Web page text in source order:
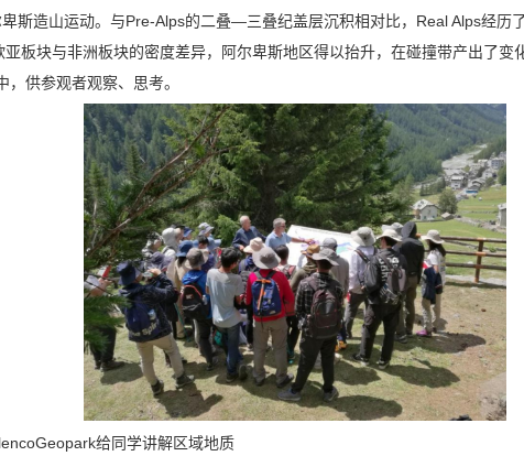
斯造山运动。与Pre-Alps的二叠—三叠纪盖层沉积相对比，Real Alps经历
板块与非洲板块的密度差异，阿尔卑斯地区得以抬升，在碰撞带产出了变
供参观者观察、思考。
给同学讲解区域地质